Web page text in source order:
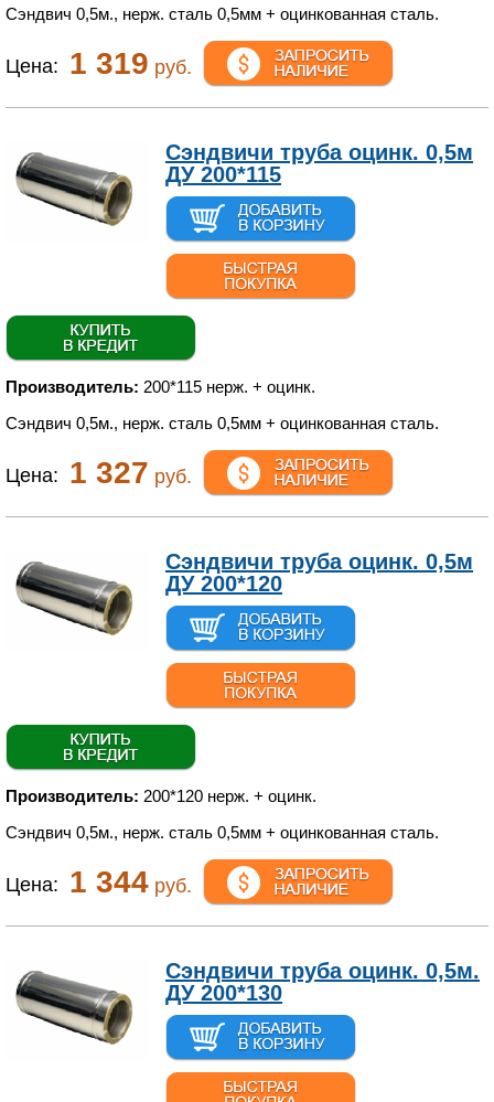
Сэндвич 0,5м., нерж. сталь 0,5мм + оцинкованная сталь.
Цена: 1 319 руб.
Сэндвичи труба оцинк. 0,5м
ДУ 200*115
Производитель: 200*115 нерж. + оцинк.
Сэндвич 0,5м., нерж. сталь 0,5мм + оцинкованная сталь.
Цена: 1 327 руб.
Сэндвичи труба оцинк. 0,5м
ДУ 200*120
Производитель: 200*120 нерж. + оцинк.
Сэндвич 0,5м., нерж. сталь 0,5мм + оцинкованная сталь.
Цена: 1 344 руб.
Сэндвичи труба оцинк. 0,5м.
ДУ 200*130